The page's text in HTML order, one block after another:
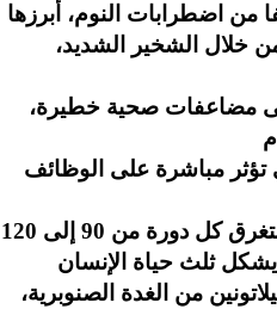
عام 2008، صنف ما يزيد عن 78 نوعا مختلفا من اضطرابات النوم، أبرزها
خلال الشخير الشديد،
إلى مضاعفات صحية خطيرة،
تؤثر مباشرة على الوظائف
ولفت الطراونة إلى أن الشخص يحتاج إلى 4 إلى 5 دورات نوم يوميا، حيث تستغرق كل دورة من 90 إلى 120
من الغدة الصنوبرية،